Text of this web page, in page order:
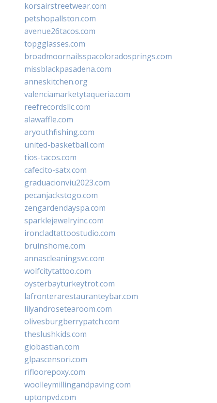
korsairstreetwear.com
petshopallston.com
avenue26tacos.com
topgglasses.com
broadmoornailsspacoloradosprings.com
missblackpasadena.com
anneskitchen.org
valenciamarketytaqueria.com
reefrecordsllc.com
alawaffle.com
aryouthfishing.com
united-basketball.com
tios-tacos.com
cafecito-satx.com
graduacionviu2023.com
pecanjackstogo.com
zengardendayspa.com
sparklejewelryinc.com
ironcladtattoostudio.com
bruinshome.com
annascleaningsvc.com
wolfcitytattoo.com
oysterbayturkeytrot.com
lafronterarestauranteybar.com
lilyandrosetearoom.com
olivesburgberrypatch.com
theslushkids.com
giobastian.com
glpascensori.com
rifloorepoxy.com
woolleymillingandpaving.com
uptonpvd.com